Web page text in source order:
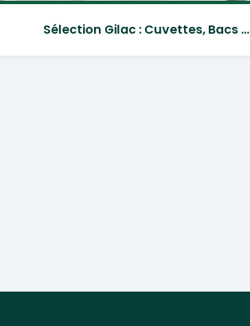
Sélection Gilac : Cuvettes, Bacs …